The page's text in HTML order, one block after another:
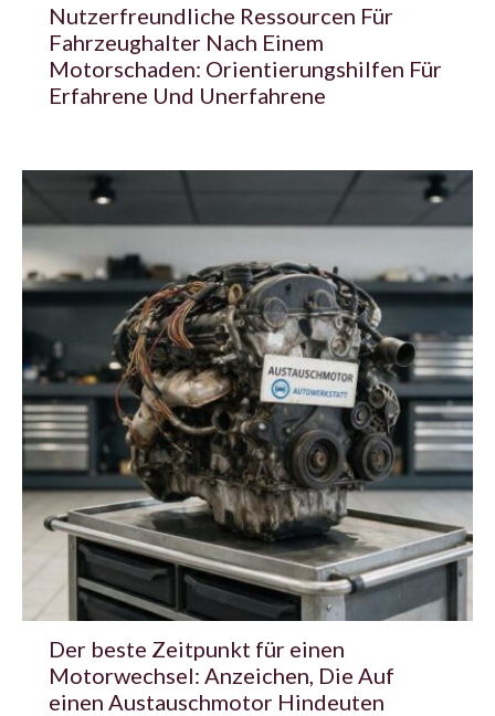
Nutzerfreundliche Ressourcen Für
Fahrzeughalter Nach Einem
Motorschaden: Orientierungshilfen Für
Erfahrene Und Unerfahrene
Der beste Zeitpunkt für einen
Motorwechsel: Anzeichen, Die Auf
einen Austauschmotor Hindeuten